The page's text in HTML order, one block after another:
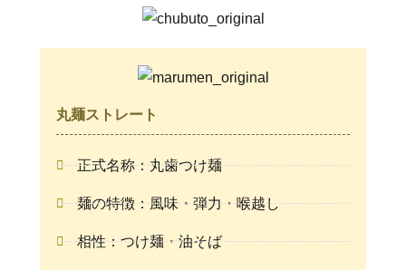
丸麺ストレート
正式名称：丸歯つけ麺
麺の特徴：風味・弾力・喉越し
相性：つけ麺・油そば